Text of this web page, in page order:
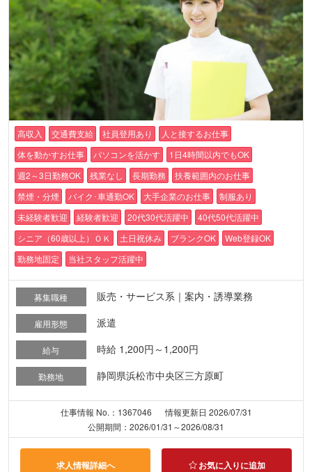
高収入 交通費支給 社員登用あり
人と接するお仕事
体を動かすお仕事
パソコンを活かす
1日4時間以内でもOK
週2～3日勤務OK
残業なし 長期勤務
扶養範囲内のお仕事
禁煙・分煙
バイク･車通勤OK 大手企業のお仕事
制服あり
未経験者歓迎
経験者歓迎 20代30代活躍中
40代50代活躍中
シニア（60歳以上）ＯＫ
土日祝休み ブランクOK
Web登録OK
勤務地固定
当社スタッフ活躍中
募集職種 販売・サービス系｜案内・誘導業務
雇用形態 派遣
給与 時給 1,200円～1,200円
勤務地 静岡県浜松市中央区三方原町
仕事情報 No.：1367046
情報更新日 2026/07/31
公開期間：2026/01/31～2026/08/31
求人情報詳細へ お気に入りに追加